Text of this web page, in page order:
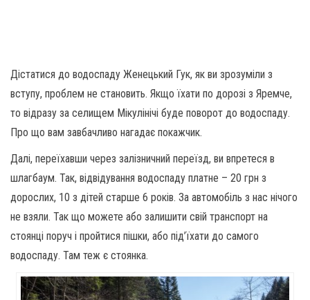
Дістатися до водоспаду Женецький Гук, як ви зрозуміли з
вступу, проблем не становить. Якщо їхати по дорозі з Яремче,
то відразу за селищем Мікулінічі буде поворот до водоспаду.
Про що вам завбачливо нагадає покажчик.
Далі, переїхавши через залізничний переїзд, ви впретеся в
шлагбаум. Так, відвідування водоспаду платне – 20 грн з
дорослих, 10 з дітей старше 6 років. За автомобіль з нас нічого
не взяли. Так що можете або залишити свій транспорт на
стоянці поруч і пройтися пішки, або під’їхати до самого
водоспаду. Там теж є стоянка.